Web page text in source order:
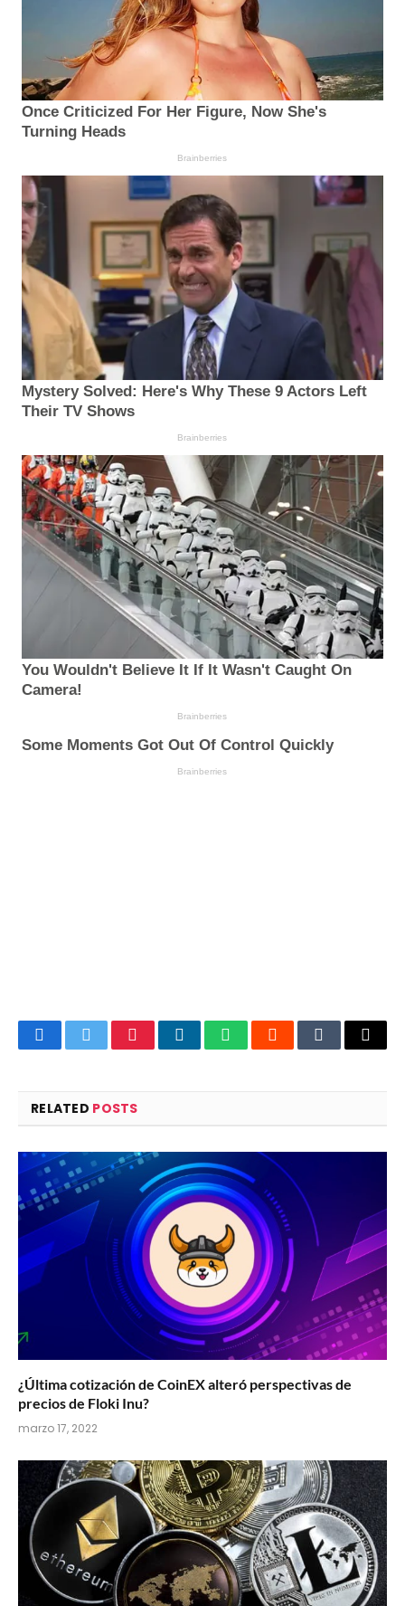
FacebookTwitterPinterestLinkedInWhatsAppRedditTumblrEmail
RELATED POSTS
¿Última cotización de CoinEX alteró perspectivas de
precios de Floki Inu?
marzo 17, 2022